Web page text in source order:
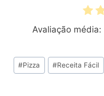
Avaliação média:
Tags
do
#Pizza #Receita Fácil